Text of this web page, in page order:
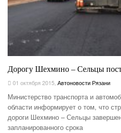
Дорогу Шехмино – Сельцы
01 октября 2015 Автоновости Рязани
Министерство транспорта и
области информирует о том, что
дороги Шехмино – Сельцы
запланированного срока